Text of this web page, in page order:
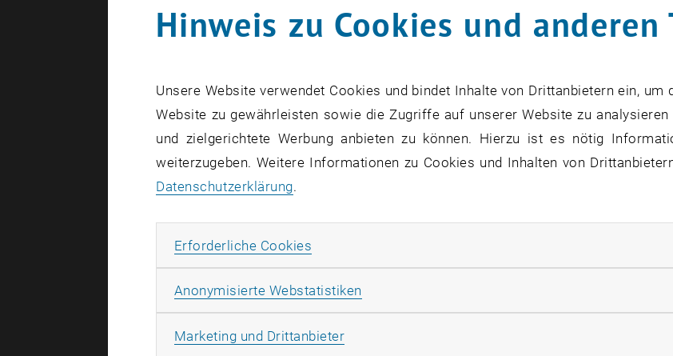
Hinweis zu Cookies und anderen
Unsere Website verwendet Cookies und bindet Inhalte von Drittanbietern ein, um
Website zu gewährleisten sowie die Zugriffe auf unserer Website zu
und zielgerichtete Werbung anbieten zu können. Hierzu ist es nötig
weiterzugeben. Weitere Informationen zu Cookies und Inhalten von
Datenschutzerklärung.
Erforderliche Cookies
Anonymisierte Webstatistiken
Marketing und DrittanbieterMarketing Cookies zulassen